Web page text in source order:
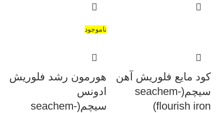
کود مایع فلوریش آهن
سیچم(seachem-
flourish iron)
ناموجود
هورمون رشد فلوریش
ادونس
سیچم(seachem-